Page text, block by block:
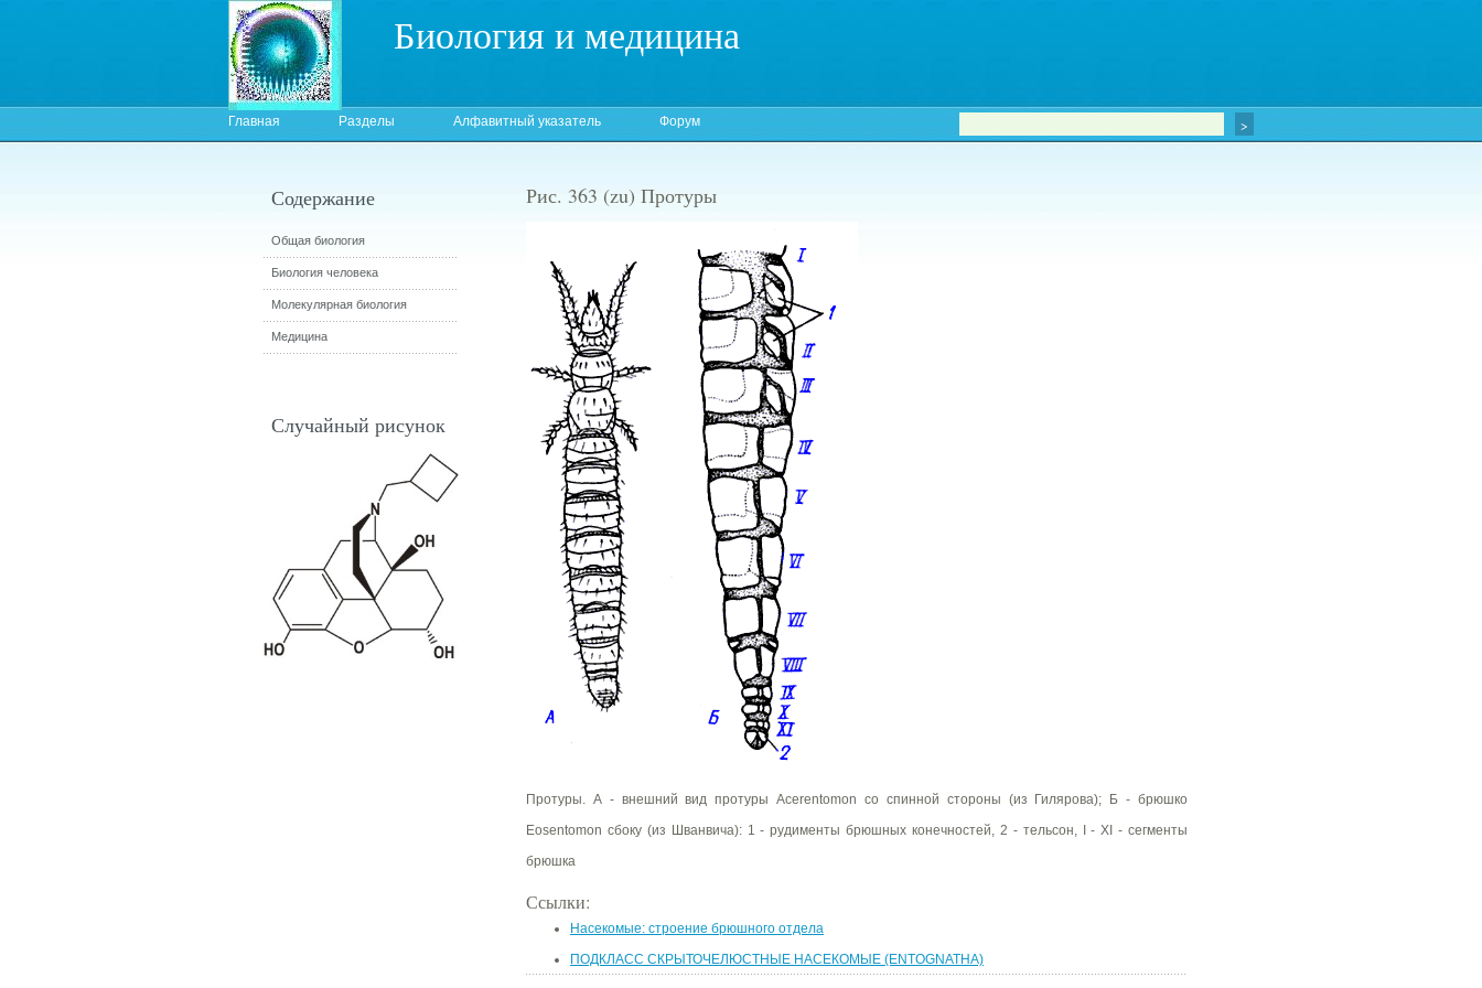
Биология и медицина
Главная Разделы Алфавитный указатель Форум
Рис. 363 (zu) Протуры
Протуры. А - внешний вид протуры Acerentomon со спинной стороны (из Гилярова); Б - брюшко
Eosentomon сбоку (из Шванвича): 1 - рудименты брюшных конечностей, 2 - тельсон, I - XI - сегменты
брюшка
Ссылки:
Насекомые: строение брюшного отдела
ПОДКЛАСС СКРЫТОЧЕЛЮСТНЫЕ НАСЕКОМЫЕ (ENTOGNATHA)
Содержание
Общая биология
Биология человека
Молекулярная биология
Медицина
Случайный рисунок